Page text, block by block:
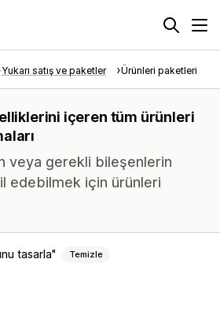
Yukarı satış ve paketler Ürünleri paketleri
içeren tüm ürünleri
veya gerekli bileşenlerin
edebilmek için ürünleri
tasarla Temizle